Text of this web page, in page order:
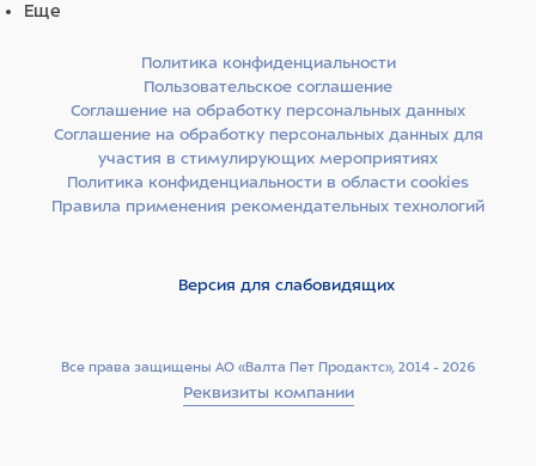
Еще
Все права защищены АО «Валта Пет Продактс», 2014 - 2026
Реквизиты компании
Политика конфиденциальности
Пользовательское соглашение
Соглашение на обработку персональных данных
Соглашение на обработку персональных данных для
участия в стимулирующих мероприятиях
Политика конфиденциальности в области cookies
Правила применения рекомендательных технологий
Версия для слабовидящих